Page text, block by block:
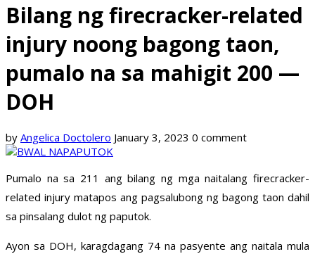
Bilang ng firecracker-related
injury noong bagong taon,
pumalo na sa mahigit 200 —
DOH
by Angelica Doctolero January 3, 2023 0 comment
Pumalo na sa 211 ang bilang ng mga naitalang firecracker-
related injury matapos ang pagsalubong ng bagong taon dahil
sa pinsalang dulot ng paputok.
Ayon sa DOH, karagdagang 74 na pasyente ang naitala mula